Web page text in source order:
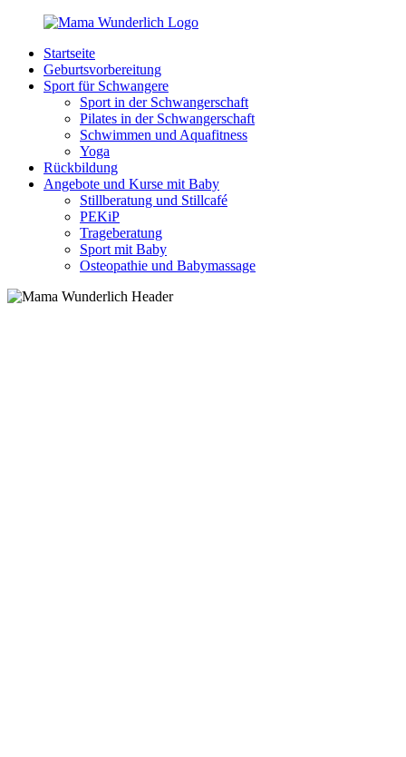
Zurück
Inhalt
MamaWunderlich.de
Mutti
sein
wunderbar!
Startseite
Geburtsvorbereitung
Sport für Schwangere
Sport in der Schwangerschaft
Pilates in der Schwangerschaft
Schwimmen und Aquafitness
Yoga
Rückbildung
Angebote und Kurse mit Baby
Stillberatung und Stillcafé
PEKiP
Trageberatung
Sport mit Baby
Osteopathie und Babymassage